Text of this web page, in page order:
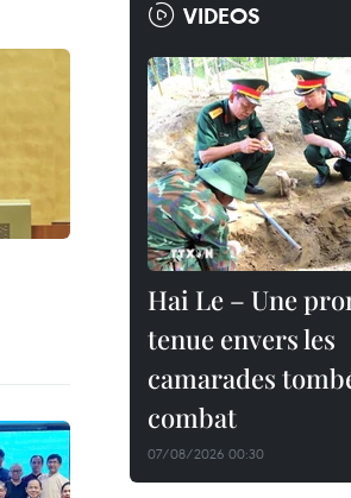
VIDEOS
Hai Le – Une
tenue envers les
camarades
combat
07/08/2026 00:30